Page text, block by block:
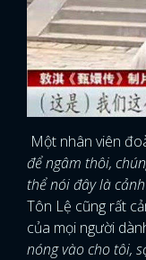
Một nhân viên
để ngâm thôi,
thể nói đây là
Tôn Lệ cũng rất
của mọi người
nóng vào cho tôi,